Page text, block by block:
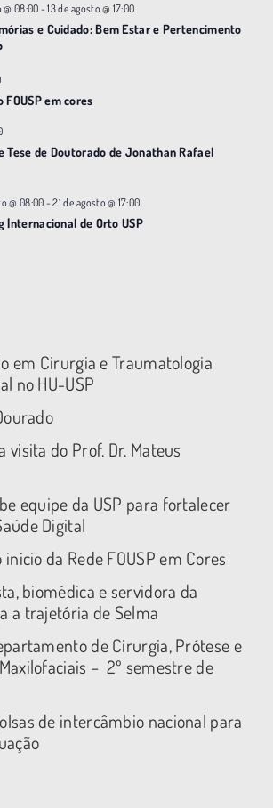
@ 08:00 -13 de agosto @ 17:00
e Cuidado: Bem Estar e Pertencimento
FOUSP em cores
Tese de Doutorado de Jonathan Rafael
@ 08:00 -21 de agosto @ 17:00
|nternacional de Orto USP
em Cirurgia e Traumatologia
no HU-USP
visita do Prof. Dr. Mateus
equipe da USP para fortalecer
Digital
da Rede FOUSP em Cores
biomédica e servidora da
a trajetória de Selma
de Cirurgia, Prótese e
– 2º semestre de
de intercâmbio nacional para